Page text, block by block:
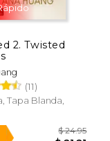
$
2. Twisted
(11)
Tapa Blanda,